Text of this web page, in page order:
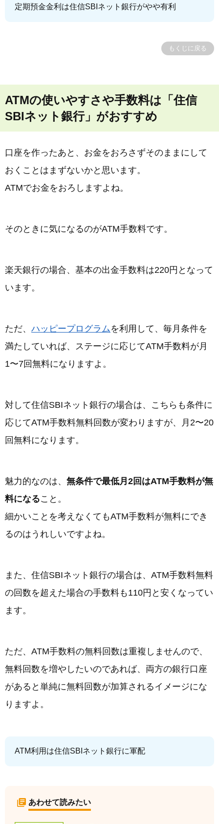
定期預金金利は住信SBIネット銀行がやや有利
もくじに戻る
ATMの使いやすさや手数料は「住信
SBIネット銀行」がおすすめ
口座を作ったあと、お金をおろさずそのままにして
おくことはまずないかと思います。
ATMでお金をおろしますよね。
そのときに気になるのがATM手数料です。
楽天銀行の場合、基本の出金手数料は220円となって
います。
ただ、 ハッピープログラム を利用して、毎月条件を
満たしていれば、ステージに応じてATM手数料が月
1〜7回無料になりますよ。
対して住信SBIネット銀行の場合は、こちらも条件に
応じてATM手数料無料回数が変わりますが、月2〜20
回無料になります。
魅力的なのは、 無条件で最低月2回はATM手数料が無
料になること。
細かいことを考えなくてもATM手数料が無料にでき
るのはうれしいですよね。
また、住信SBIネット銀行の場合は、ATM手数料無料
の回数を超えた場合の手数料も110円と安くなってい
ます。
ただ、ATM手数料の無料回数は重複しませんので、
無料回数を増やしたいのであれば、両方の銀行口座
があると単純に無料回数が加算されるイメージにな
りますよ。
ATM利用は住信SBIネット銀行に軍配
あわせて読みたい